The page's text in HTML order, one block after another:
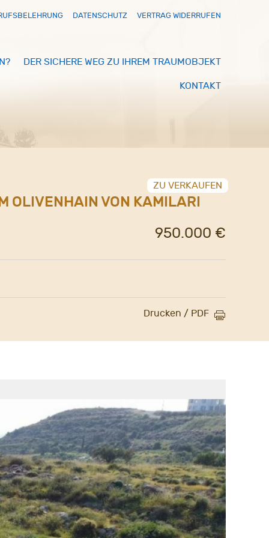
DATENSCHUTZ VERTRAG WIDERRUFEN
DER SICHERE WEG ZU IHREM TRAUMOBJEKT
KONTAKT
ZU VERKAUFEN
OLIVENHAIN VON KAMILARI
950.000 €
Drucken / PDF